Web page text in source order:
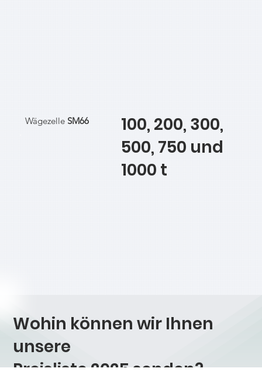
100, 200, 300,
500, 750 und
1000 t
Wägezelle SM66
Wohin können wir Ihnen
unsere
Preisliste 2025 senden?